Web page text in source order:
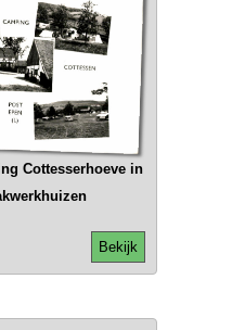
Cottesserhoeve in
Bekijk